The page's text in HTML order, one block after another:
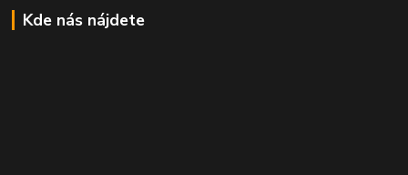
Kde nás nájdete